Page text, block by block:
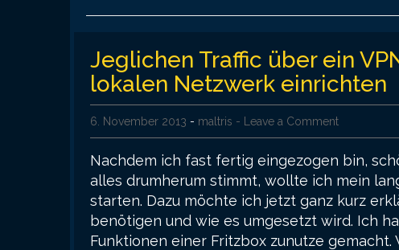
Jeglichen Traffic über ein
lokalen Netzwerk einrichten
6. November 2013 - maltris - Leave a Comment
Nachdem ich fast fertig eingezogen bin,
alles drumherum stimmt, wollte ich mein
starten. Dazu möchte ich jetzt ganz kurz
benötigen und wie es umgesetzt wird. Ich
Funktionen einer Fritzbox zunutze gemacht.